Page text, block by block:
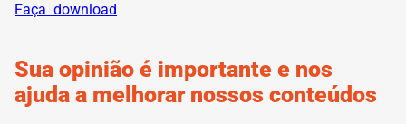
Faça download
Sua opinião é importante e nos
ajuda a melhorar nossos conteúdos